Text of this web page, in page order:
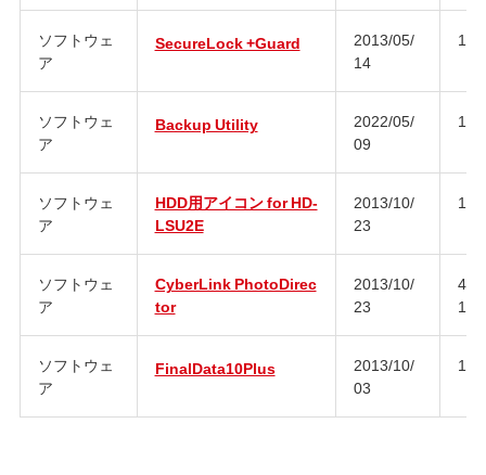
ソフトウェ
ア
SecureLock +Guard
2013/05/
14
ソフトウェ
ア
Backup Utility
2022/05/
09
ソフトウェ
ア
HDD用アイコン for HD-
LSU2E
2013/10/
23
ソフトウェ
ア
CyberLink PhotoDirec
tor
2013/10/
23
1.0
ソフトウェ
ア
FinalData10Plus
2013/10/
03